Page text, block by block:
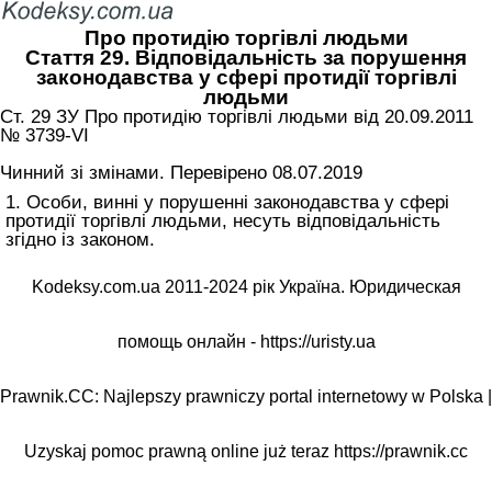
Про протидію торгівлі людьми
Стаття 29. Відповідальність за порушення
законодавства у сфері протидії торгівлі
людьми
Ст. 29 ЗУ Про протидію торгівлі людьми від 20.09.2011
№ 3739-VI
Чинний зі змінами. Перевірено 08.07.2019
1. Особи, винні у порушенні законодавства у сфері
протидії торгівлі людьми, несуть відповідальність
згідно із законом.
Kodeksy.com.ua 2011-2024 рік Україна. Юридическая
помощь онлайн - https://uristy.ua
Prawnik.CC: Najlepszy prawniczy portal internetowy w Polska |
Uzyskaj pomoc prawną online już teraz https://prawnik.cc